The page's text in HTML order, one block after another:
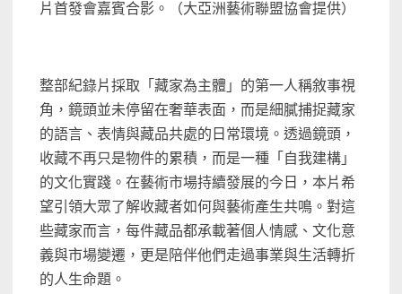
片首發會嘉賓合影。（大亞洲藝術聯盟協會提供）
整部紀錄片採取「藏家為主體」的第一人稱敘事視
角，鏡頭並未停留在奢華表面，而是細膩捕捉藏家
的語言、表情與藏品共處的日常環境。透過鏡頭，
收藏不再只是物件的累積，而是一種「自我建構」
的文化實踐。在藝術市場持續發展的今日，本片希
望引領大眾了解收藏者如何與藝術產生共鳴。對這
些藏家而言，每件藏品都承載著個人情感、文化意
義與市場變遷，更是陪伴他們走過事業與生活轉折
的人生命題。